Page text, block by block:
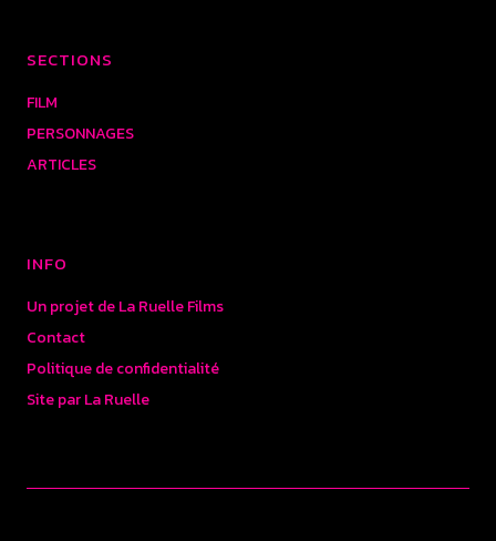
SECTIONS
FILM
PERSONNAGES
ARTICLES
INFO
Un projet de La Ruelle Films
Contact
Politique de confidentialité
Site par La Ruelle